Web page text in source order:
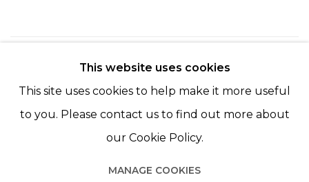
RETOUR
This website uses cookies
This site uses cookies to help make it more useful
to you. Please contact us to find out more about
our Cookie Policy.
MANAGE COOKIES